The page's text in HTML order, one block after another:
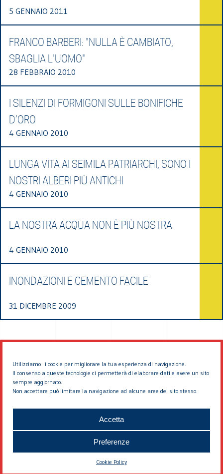
Utilizziamo i cookie per migliorare la tua esperienza di navigazione.
Il consenso a queste tecnologie ci permetterà di elaborare dati e avere un sito
sempre aggiornato.
Non accettare può limitare la navigazione ad alcune aree del sito stesso.
Accetta
Preferenze
Cookie Policy
5 GENNAIO 2011
FRANCO BARBERI: "NULLA È CAMBIATO,
SBAGLIA L'UOMO"
28 FEBBRAIO 2010
I SILENZI DI FORMIGONI SULLE BONIFICHE
D’ORO
4 GENNAIO 2010
LUNGA VITA AI SEIMILA PATRIARCHI, SONO I
NOSTRI ALBERI PIÙ ANTICHI
4 GENNAIO 2010
LA NOSTRA ACQUA NON È PIÙ NOSTRA
4 GENNAIO 2010
INONDAZIONI E CEMENTO FACILE
31 DICEMBRE 2009
© 2026 EDDYBURG